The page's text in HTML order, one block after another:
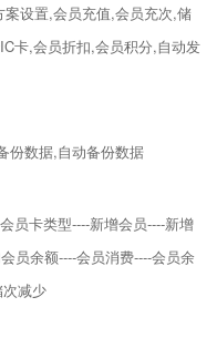
设置,会员充值,会员充次,储
卡,会员折扣,会员积分,自动发
份数据,自动备份数据
员卡类型----新增会员----新增
员余额----会员消费----会员余
减少